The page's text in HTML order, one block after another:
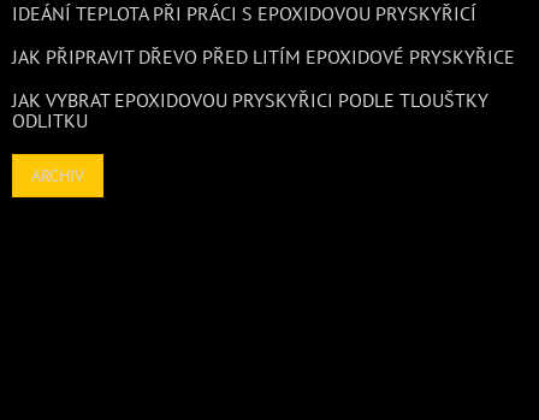
IDEÁNÍ TEPLOTA PŘI PRÁCI S EPOXIDOVOU PRYSKYŘICÍ
JAK PŘIPRAVIT DŘEVO PŘED LITÍM EPOXIDOVÉ PRYSKYŘICE
JAK VYBRAT EPOXIDOVOU PRYSKYŘICI PODLE TLOUŠTKY
ODLITKU
ARCHIV